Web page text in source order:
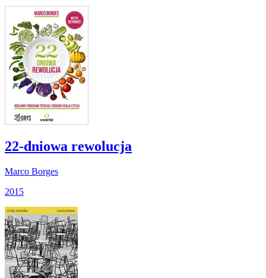
22-dniowa rewolucja
Marco Borges
2015